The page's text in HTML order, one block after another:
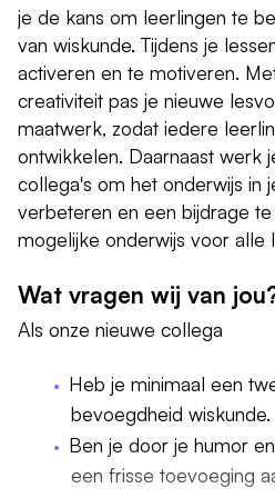
je de kans om leerlingen te
van wiskunde. Tijdens je
activeren en te motiveren.
creativiteit pas je nieuwe
maatwerk, zodat iedere
ontwikkelen. Daarnaast werk
collega's om het onderwijs in
verbeteren en een bijdrage
mogelijke onderwijs voor alle
Wat vragen wij van
Als onze nieuwe collega
Heb je minimaal een
bevoegdheid wiskunde.
Ben je door je humor
een frisse toevoeging